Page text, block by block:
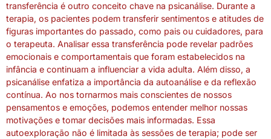
transferência é outro conceito chave na psicanálise. Durante a
terapia, os pacientes podem transferir sentimentos e atitudes de
figuras importantes do passado, como pais ou cuidadores, para
o terapeuta. Analisar essa transferência pode revelar padrões
emocionais e comportamentais que foram estabelecidos na
infância e continuam a influenciar a vida adulta. Além disso, a
psicanálise enfatiza a importância da autoanálise e da reflexão
contínua. Ao nos tornarmos mais conscientes de nossos
pensamentos e emoções, podemos entender melhor nossas
motivações e tomar decisões mais informadas. Essa
autoexploração não é limitada às sessões de terapia; pode ser